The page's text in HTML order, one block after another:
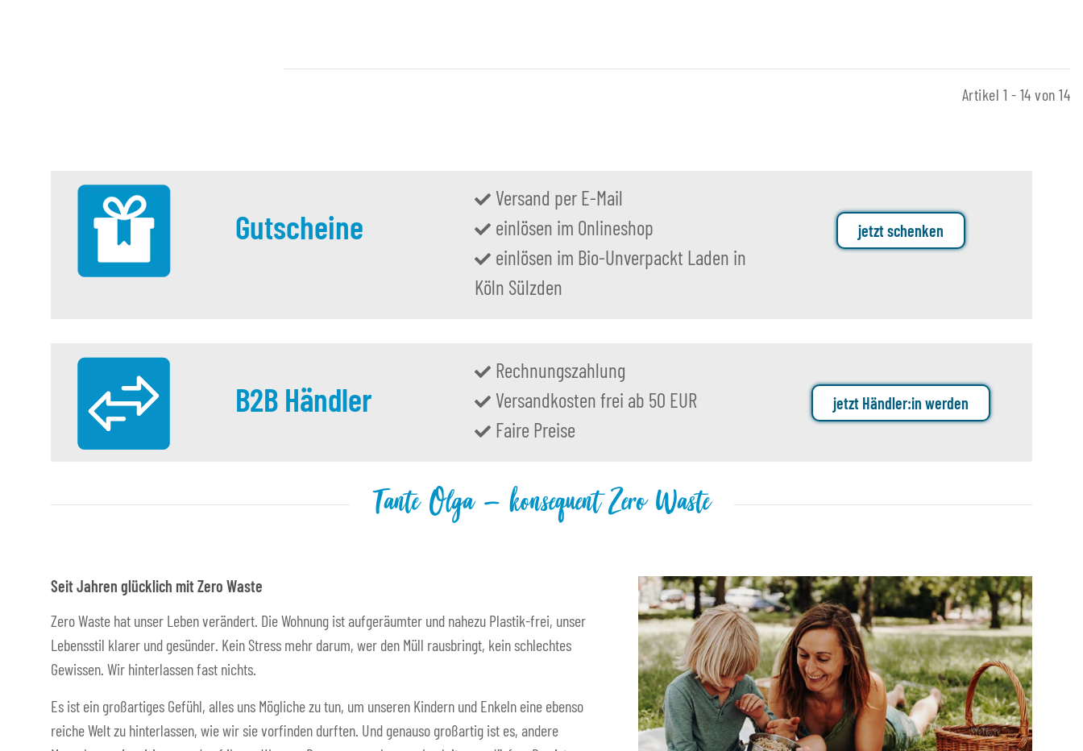
Artikel 1 - 14 von 14
Gutscheine
Versand per E-Mail
einlösen im Onlineshop
einlösen im Bio-Unverpackt Laden in
Köln Sülzden
jetzt schenken
B2B Händler
Rechnungszahlung
Versandkosten frei ab 50 EUR
Faire Preise
jetzt Händler:in werden
Tante Olga – konsequent Zero Waste
Seit Jahren glücklich mit Zero Waste
Zero Waste hat unser Leben verändert. Die Wohnung ist aufgeräumter und nahezu Plastik-frei, unser
Lebensstil klarer und gesünder. Kein Stress mehr darum, wer den Müll rausbringt, kein schlechtes
Gewissen. Wir hinterlassen fast nichts.
Es ist ein großartiges Gefühl, alles uns Mögliche zu tun, um unseren Kindern und Enkeln eine ebenso
reiche Welt zu hinterlassen, wie wir sie vorfinden durften. Und genauso großartig ist es, andere